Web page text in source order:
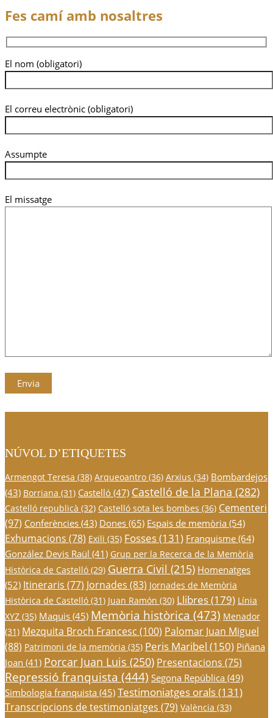
Fes camí amb nosaltres
El nom (obligatori)
El correu electrònic (obligatori)
Assumpte
El missatge
NÚVOL D’ETIQUETES
Armengot Teresa (38) Arqueoantro (36) Arxius (34) Bombardejos
(43) Borriana (31) Castelló (47) Castelló de la Plana (282)
Castelló republicà (32) Castelló sota les bombes (36) Cementeri
(97) Conferències (43) Dones(65) Espais de memòria (54)
Exhumacions (78) Exili (35) Fosses(131) Franquisme(64)
González Devis Raül (41) Grup per la Recerca de la Memòria
Històrica de Castelló (29) Guerra Civil (215) Homenatges
(52) Itineraris (77) Jornades (83) Jornades de Memòria
Històrica de Castelló (31) Juan Ramón (30) Llibres(179) Línia
XYZ (35) Maquis (45) Memòria històrica (473) Menador
(31) Mezquita Broch Francesc (100) Palomar Juan Miguel
(88) Patrimoni de la memòria (35) Peris Maribel (150) Piñana
Joan (41) Porcar Juan Luis (250) Presentacions (75)
Repressió franquista (444) Segona República (49)
Simbologia franquista (45) Testimoniatges orals(131)
Transcripcions de testimoniatges (79) València (33)